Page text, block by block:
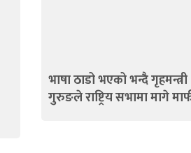
भाषा ठाडो भएको भन्दै गृहमन्त्री
गुरुङले राष्ट्रिय सभामा मागे